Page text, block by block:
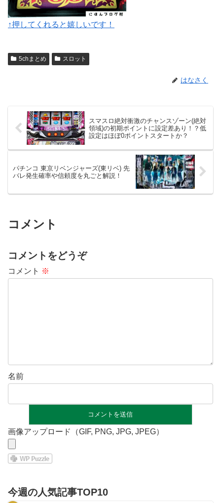
↑押してくれると嬉しいです！
5chまとめ スロット
はなさく
スマスロ絶対衝激のチャンスゾーン(絶対
領域)の初期ポイントに設定差あり！？低
設定はほぼ0ポイントスタートか？
パチンコ 東京リベンジャーズ(東リベ) 先
バレ発生確率や信頼度を丸ごと解説！
コメント
コメントをどうぞ
コメント ※
名前
画像アップロード（GIF, PNG, JPG, JPEG）
今週の人気記事TOP10